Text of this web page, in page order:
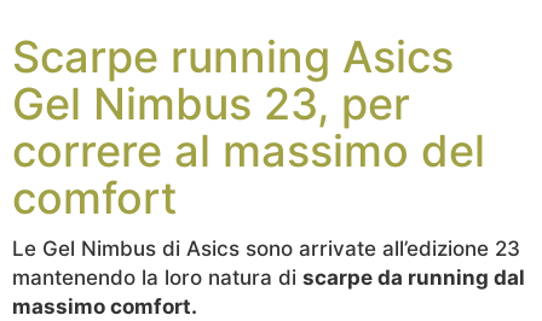
Scarpe running Asics
Gel Nimbus 23, per
correre al massimo del
comfort
Le Gel Nimbus di Asics sono arrivate all’edizione 23
mantenendo la loro natura di scarpe da running dal
massimo comfort.